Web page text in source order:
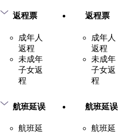
返程票
成年人
返程
未成年
子女返
程
航班延误
航班延
返程票
成年人
返程
未成年
子女返
程
航班延误
航班延